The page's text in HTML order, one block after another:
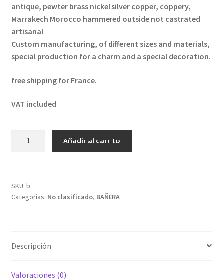
antique, pewter brass nickel silver copper, coppery,
Marrakech Morocco hammered outside not castrated
artisanal
Custom manufacturing, of different sizes and materials,
special production for a charm and a special decoration.
free shipping for France.
VAT included
bathtub
2
Añadir al carrito
SKU: b
Categorías: No clasificado, BAÑERA
Descripción
Valoraciones (0)